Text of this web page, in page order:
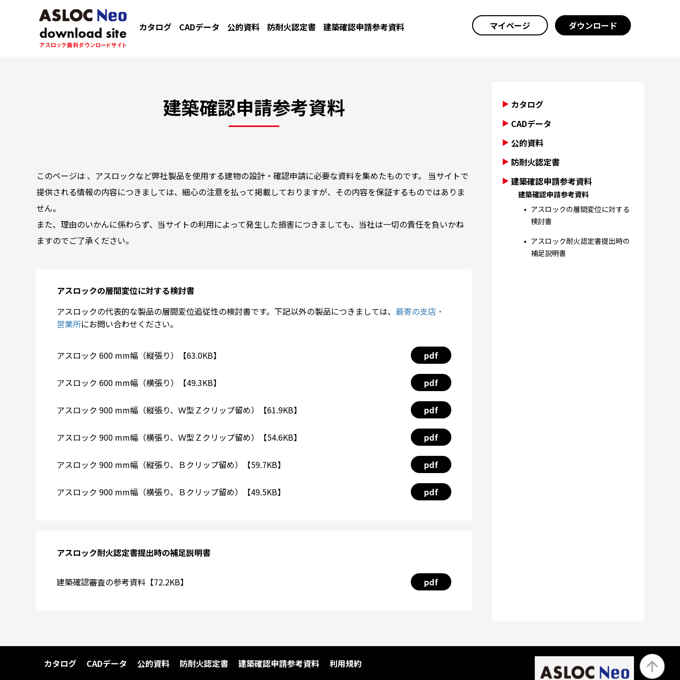
カタログ CADデータ 公的資料 防耐火認定書 建築確認申請参考資料 マイページ ダウンロード
建築確認申請参考資料
このページは 、アスロックなど弊社製品を使用する建物の設計・確認申請に必要な資料を集めたものです。 当サイトで
提供される情報の内容につきましては、細心の注意を払って掲載しておりますが、その内容を保証するものではありま
せん。
また、理由のいかんに係わらず、当サイトの利用によって発生した損害につきましても、当社は一切の責任を負いかね
ますのでご了承ください。
アスロックの層間変位に対する検討書
アスロックの代表的な製品の層間変位追従性の検討書です。下記以外の製品につきましては、 最寄の支店・
営業所にお問い合わせください。
アスロック 600 mm幅（縦張り）【63.0KB】 pdf
アスロック 600 mm幅（横張り）【49.3KB】 pdf
アスロック 900 mm幅（縦張り、Ｗ型Ｚクリップ留め）【61.9KB】 pdf
アスロック 900 mm幅（横張り、Ｗ型Ｚクリップ留め）【54.6KB】 pdf
アスロック 900 mm幅（縦張り、Ｂクリップ留め）【59.7KB】 pdf
アスロック 900 mm幅（横張り、Ｂクリップ留め）【49.5KB】 pdf
アスロック耐火認定書提出時の補足説明書
建築確認審査の参考資料【72.2KB】 pdf
カタログ
CADデータ
公的資料
防耐火認定書
建築確認申請参考資料
建築確認申請参考資料
アスロックの層間変位に対する
検討書
アスロック耐火認定書提出時の
補足説明書
カタログ CADデータ 公的資料 防耐火認定書 建築確認申請参考資料 利用規約